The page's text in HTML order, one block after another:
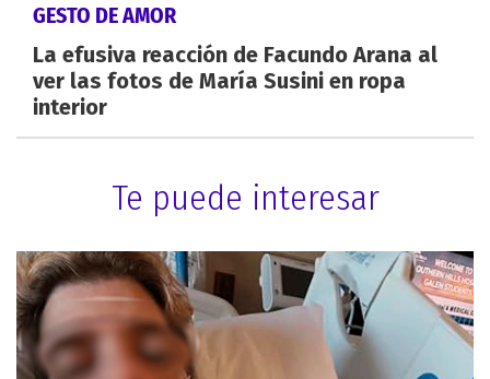
GESTO DE AMOR
La efusiva reacción de Facundo Arana al
ver las fotos de María Susini en ropa
interior
Te puede interesar